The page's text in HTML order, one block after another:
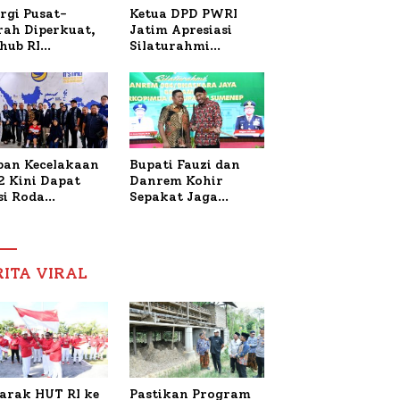
Pusat-
Diperkuat,
RI
Bahas
KM
Sentosa II
Ketua DPD PWRI
Jatim Apresiasi
Silaturahmi
dan PWRI, Sebut
Kemitraan Ideal
Polri-Pers
Kecelakaan
Kini Dapat
Roda
Nabil
Bupati Fauzi dan
Danrem Kohir
Sepakat Jaga
VIRAL
HUT RI ke
Pastikan Program